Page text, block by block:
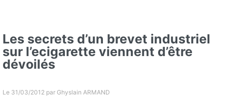
Les secrets d’un brevet industriel
sur l’ecigarette viennent d’être
dévoilés
Le 31/03/2012 par Ghyslain ARMAND